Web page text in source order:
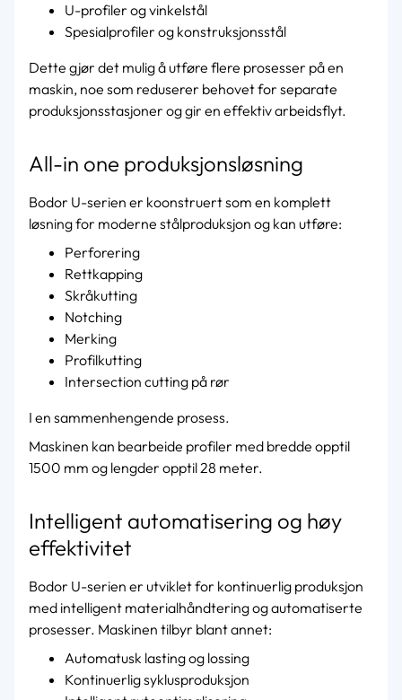
U-profiler og vinkelstål
Spesialprofiler og konstruksjonsstål
Dette gjør det mulig å utføre flere prosesser på en
maskin, noe som reduserer behovet for separate
produksjonsstasjoner og gir en effektiv arbeidsflyt.
All-in one produksjonsløsning
Bodor U-serien er koonstruert som en komplett
løsning for moderne stålproduksjon og kan utføre:
Perforering
Rettkapping
Skråkutting
Notching
Merking
Profilkutting
Intersection cutting på rør
I en sammenhengende prosess.
Maskinen kan bearbeide profiler med bredde opptil
1500 mm og lengder opptil 28 meter.
Intelligent automatisering og høy
effektivitet
Bodor U-serien er utviklet for kontinuerlig produksjon
med intelligent materialhåndtering og automatiserte
prosesser. Maskinen tilbyr blant annet:
Automatusk lasting og lossing
Kontinuerlig syklusproduksjon